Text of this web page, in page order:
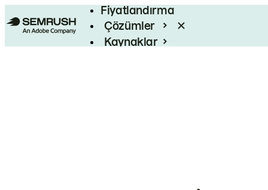
Fiyatlandırma
Çözümler
Kaynaklar